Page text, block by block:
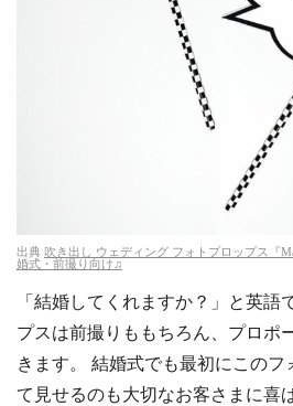
出典 吹き出し ウェディング フォトプロップス『
婚式・前撮り向け♫
「結婚してくれますか？」と英語
プスは前撮りももちろん、プロポ
きます。 結婚式でも最初にこのフ
て見せるのも大切なお客さまに喜